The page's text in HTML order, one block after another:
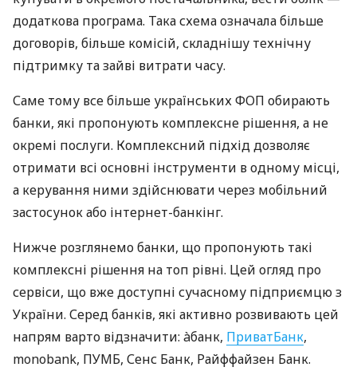
додаткова програма. Така схема означала більше
договорів, більше комісій, складнішу технічну
підтримку та зайві витрати часу.
Саме тому все більше українських ФОП обирають
банки, які пропонують комплексне рішення, а не
окремі послуги. Комплексний підхід дозволяє
отримати всі основні інструменти в одному місці,
а керування ними здійснювати через мобільний
застосунок або інтернет-банкінг.
Нижче розглянемо банки, що пропонують такі
комплексні рішення на топ рівні. Цей огляд про
сервіси, що вже доступні сучасному підприємцю з
України. Серед банків, які активно розвивають цей
напрям варто відзначити: àбанк, ПриватБанк,
monobank, ПУМБ, Сенс Банк, Райффайзен Банк.